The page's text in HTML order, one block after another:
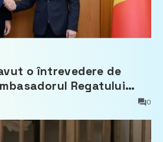
o întrevedere de
Regatului
Duijn
0